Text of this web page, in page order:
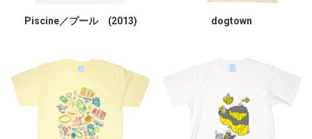
Piscine／プール (2013) dogtown